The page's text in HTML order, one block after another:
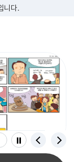
니다.
, 달라진 우리 동네)
이전 다음
슬라이드 멈춤